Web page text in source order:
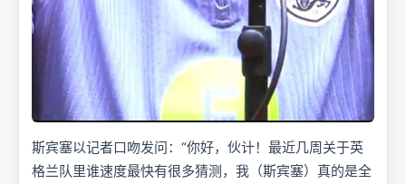
斯宾塞以记者口吻发问：“你好，伙计！最近几周关于英
格兰队里谁速度最快有很多猜测，我（斯宾塞）真的是全